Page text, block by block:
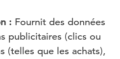
: Fournit des données
publicitaires (clics ou
(telles que les achats),